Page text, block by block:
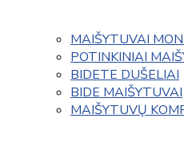
MAIŠYTUVAI
POTINKINIAI
BIDETE DUŠELIAI
BIDE MAIŠYTUVAI
MAIŠYTUVŲ